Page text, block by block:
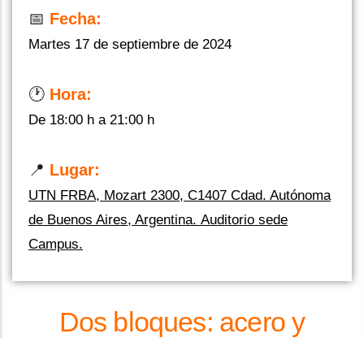
📅 Fecha:
Martes 17 de septiembre de 2024
🕐 Hora:
De 18:00 h a 21:00 h
📍 Lugar:
UTN FRBA, Mozart 2300, C1407 Cdad. Autónoma
de Buenos Aires, Argentina. Auditorio sede
Campus.
Dos bloques: acero y